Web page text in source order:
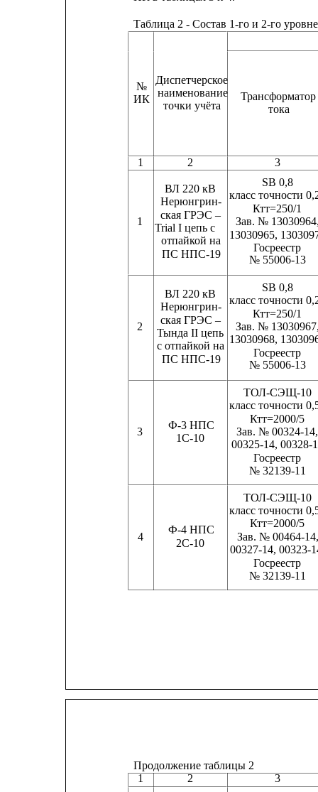
№
ИК
Трансформатор
тока
Таблица 2 - Состав 1-го и 2-го
Диспетчерское
наименование
точки учёта
1 2 3
ВЛ 220 кВ
Нерюнгрин-
ская ГРЭС –
Trial I цепь с
Госреестр
SB 0,8
класс точности
Ктт=250/1
1
Зав. №
отпайкой на
13030965,
ПС НПС-19
№ 55006-13
ВЛ 220 кВ
Нерюнгрин-
ская ГРЭС –
Тында II цепь
Госреестр
SB 0,8
класс точности
Ктт=250/1
2
Зав. №
с отпайкой на
13030968,
ПС НПС-19
№ 55006-13
Ф-3 НПС
1С-10
ТОЛ-СЭЩ-10
класс точности
3
Зав. № 00324-14,
00325-14,
Госреестр
№ 32139-11
Ф-4 НПС
2С-10
ТОЛ-СЭЩ-10
класс точности
4 Зав. № 00464-
00327-14,
Госреестр
№ 32139-11
Продолжение таблицы 2
1
2
3